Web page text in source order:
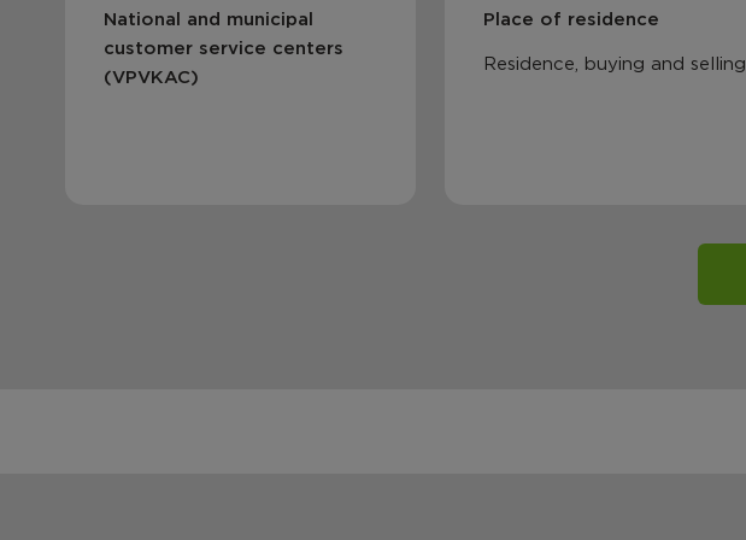
National and municipal
customer service centers
(VPVKAC)
Place of residence
Residence, buying and selling